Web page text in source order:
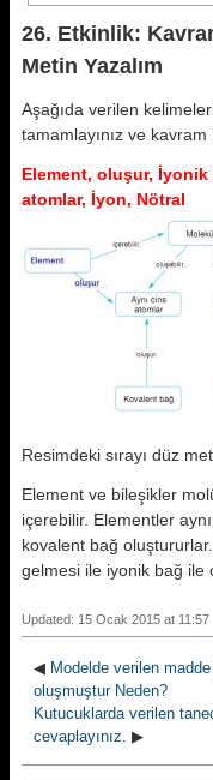
26. Etkinlik:
Metin Yazalım
Aşağıda verilen
tamamlayınız ve
Element, oluşur,
atomlar, İyon, Nötral
Resimdeki sırayı düz
Element ve bileşikler
içerebilir. Elementler
kovalent bağ
gelmesi ile iyonik bağ ile
Updated: 15 Ocak 2015 at 11:57
◀ Modelde verilen
oluşmuştur Neden?
Kutucuklarda verilen
cevaplayınız. ▶